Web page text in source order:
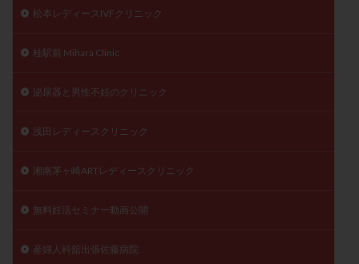
松本レディースIVFクリニック
桂駅前 Mihara Clinic
泌尿器と男性不妊のクリニック
浅田レディースクリニック
湘南茅ヶ崎ARTレディースクリニック
無料妊活セミナー動画公開
産婦人科舘出張佐藤病院